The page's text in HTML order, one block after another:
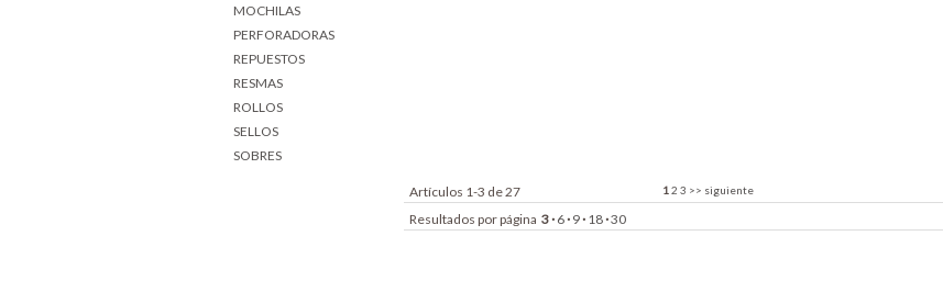
MOCHILAS
PERFORADORAS
REPUESTOS
RESMAS
ROLLOS
SELLOS
SOBRES
Artículos 1-3 de 27 1 2 3 >> siguiente
Resultados por página 3· 6· 9· 18·30